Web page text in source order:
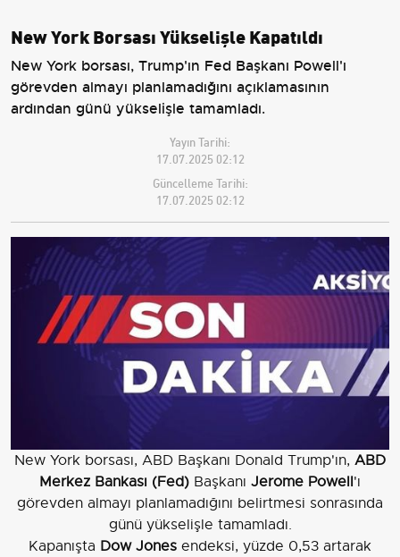
New York Borsası Yükselişle Kapatıldı
New York borsası, Trump'ın Fed Başkanı Powell'ı
görevden almayı planlamadığını açıklamasının
ardından günü yükselişle tamamladı.
Yayın Tarihi:
17.07.2025 02:12
Güncelleme Tarihi:
17.07.2025 02:12
New York borsası, ABD Başkanı Donald Trump'ın, ABD
Merkez Bankası (Fed) Başkanı Jerome Powell'ı
görevden almayı planlamadığını belirtmesi sonrasında
günü yükselişle tamamladı.
Kapanışta Dow Jones endeksi, yüzde 0,53 artarak